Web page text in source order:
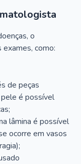
o
como:
de peças
é possível
lâmina é possível
ocorre em vasos